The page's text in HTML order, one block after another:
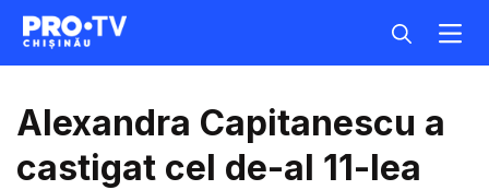
Alexandra Capitanescu a
castigat cel de-al 11-lea